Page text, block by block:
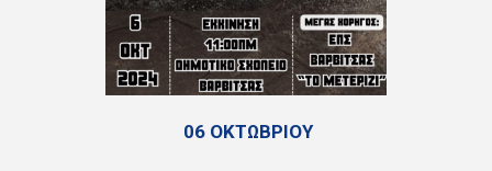
06 ΟΚΤΩΒΡΙΟΥ